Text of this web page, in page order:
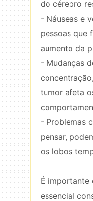
do cérebro
- Náuseas e
pessoas que
aumento da
- Mudanças
tumor afeta
- Problemas
pensar,
os lobos
É importante
essencial